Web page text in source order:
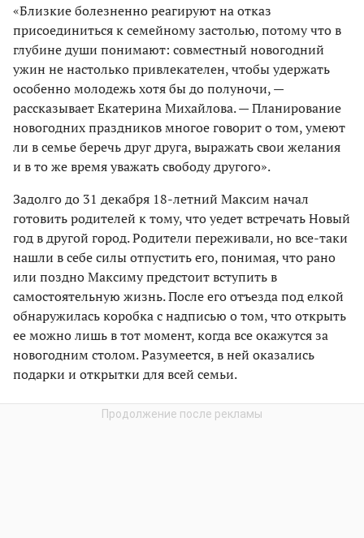
«Близкие болезненно реагируют на отказ
присоединиться к семейному застолью, потому что в
глубине души понимают: совместный новогодний
ужин не настолько привлекателен, чтобы удержать
особенно молодежь хотя бы до полуночи, —
рассказывает Екатерина Михайлова. — Планирование
новогодних праздников многое говорит о том, умеют
ли в семье беречь друг друга, выражать свои желания
и в то же время уважать свободу другого».
Задолго до 31 декабря 18-летний Максим начал
готовить родителей к тому, что уедет встречать Новый
год в другой город. Родители переживали, но все-таки
нашли в себе силы отпустить его, понимая, что рано
или поздно Максиму предстоит вступить в
самостоятельную жизнь. После его отъезда под елкой
обнаружилась коробка с надписью о том, что открыть
ее можно лишь в тот момент, когда все окажутся за
новогодним столом. Разумеется, в ней оказались
подарки и открытки для всей семьи.